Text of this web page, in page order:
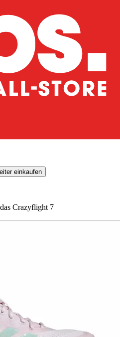
einkaufen
Crazyflight 7